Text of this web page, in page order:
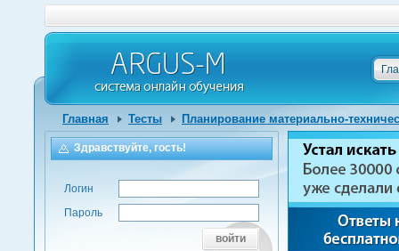
Главная Тесты Планирование материально-
Здравствуйте, гость!
Логин
Пароль
войти